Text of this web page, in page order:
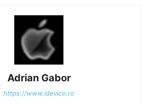
Adrian Gabor
https://www.idevice.ro